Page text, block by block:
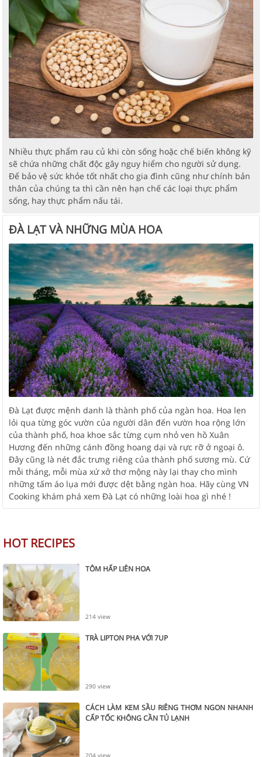
Nhiều thực phẩm rau củ khi còn sống hoặc chế biến không kỹ
sẽ chứa những chất độc gây nguy hiểm cho người sử dụng.
Để bảo vệ sức khỏe tốt nhất cho gia đình cũng như chính bản
thân của chúng ta thì cần nên hạn chế các loại thực phẩm
sống, hay thực phẩm nấu tái.
ĐÀ LẠT VÀ NHỮNG MÙA HOA
Đà Lạt được mệnh danh là thành phố của ngàn hoa. Hoa len
lỏi qua từng góc vườn của người dân đến vườn hoa rộng lớn
của thành phố, hoa khoe sắc từng cụm nhỏ ven hồ Xuân
Hương đến những cánh đồng hoang dại và rực rỡ ở ngoại ô.
Đây cũng là nét đắc trưng riêng của thành phố sương mù. Cứ
mỗi tháng, mỗi mùa xứ xở thơ mộng này lại thay cho mình
những tấm áo lụa mới được dệt bằng ngàn hoa. Hãy cùng VN
Cooking khám phá xem Đà Lạt có những loài hoa gì nhé !
HOT RECIPES
TÔM HẤP LIÊN HOA
214 view
TRÀ LIPTON PHA VỚI 7UP
290 view
CÁCH LÀM KEM SẦU RIÊNG THƠM NGON NHANH
CẤP TỐC KHÔNG CẦN TỦ LẠNH